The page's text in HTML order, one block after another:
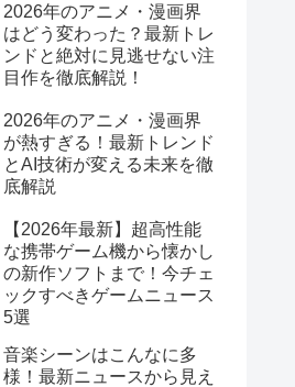
2026年のアニメ・漫画界
はどう変わった？最新トレ
ンドと絶対に見逃せない注
目作を徹底解説！
2026年のアニメ・漫画界
が熱すぎる！最新トレンド
とAI技術が変える未来を徹
底解説
【2026年最新】超高性能
な携帯ゲーム機から懐かし
の新作ソフトまで！今チェ
ックすべきゲームニュース
5選
音楽シーンはこんなに多
様！最新ニュースから見え